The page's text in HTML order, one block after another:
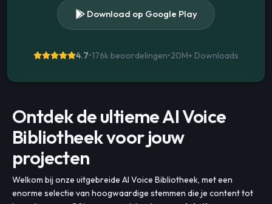
Download op Google Play
4.7•176k beoordelingen•20M+ Downloads
Ontdek de ultieme AI Voice
Bibliotheek voor jouw
projecten
Welkom bij onze uitgebreide AI Voice Bibliotheek, met een
enorme selectie van hoogwaardige stemmen die je content tot